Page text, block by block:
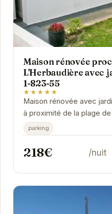
Maison rénovée
L'Herbaudière avec
1-823-55
★★★★★
Maison rénovée avec
à proximité de la plage
du calme et de la
parking
218€ /nuit